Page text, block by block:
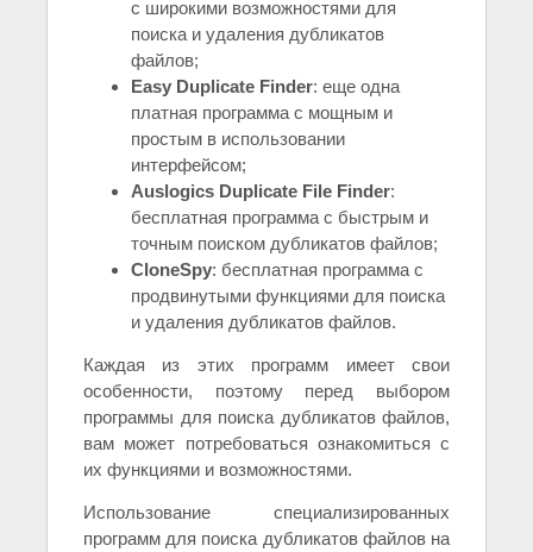
с широкими возможностями для
поиска и удаления дубликатов
файлов;
Easy Duplicate Finder: еще одна
платная программа с мощным и
простым в использовании
интерфейсом;
Auslogics Duplicate File Finder:
бесплатная программа с быстрым и
точным поиском дубликатов файлов;
CloneSpy: бесплатная программа с
продвинутыми функциями для поиска
и удаления дубликатов файлов.
Каждая из этих программ имеет свои
особенности, поэтому перед выбором
программы для поиска дубликатов файлов,
вам может потребоваться ознакомиться с
их функциями и возможностями.
Использование специализированных
программ для поиска дубликатов файлов на